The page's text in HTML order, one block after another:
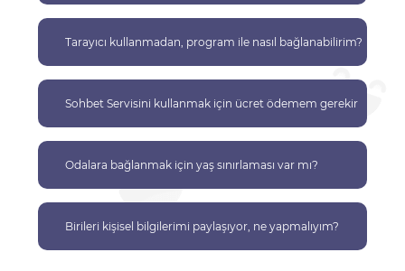
Tarayıcı kullanmadan, program ile nasıl bağlanabilirim?
Sohbet Servisini kullanmak için ücret ödemem gerekir
Odalara bağlanmak için yaş sınırlaması var mı?
Birileri kişisel bilgilerimi paylaşıyor, ne yapmalıyım?